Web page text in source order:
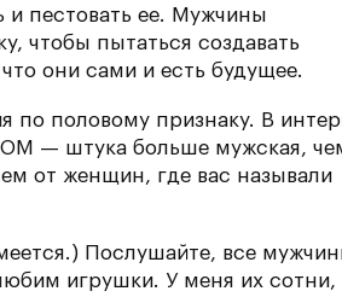
и пестовать ее. Мужчины
чтобы пытаться создавать
они сами и есть будущее.
по половому признаку. В
— штука больше мужская,
от женщин, где вас называли
Послушайте, все
игрушки. У меня их сотни,